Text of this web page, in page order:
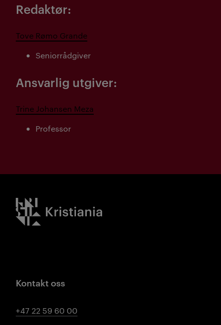
Redaktør:
Tove Rømo Grande
Seniorrådgiver
Ansvarlig utgiver:
Trine Johansen Meza
Professor
Kristiania logo
Kontakt oss
+47 22 59 60 00